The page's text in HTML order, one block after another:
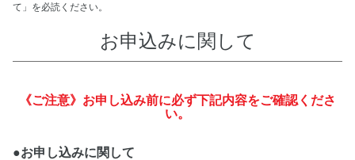
て」を必読ください。
お申込みに関して
《ご注意》お申し込み前に必ず下記内容をご確認くださ
い。
●お申し込みに関して